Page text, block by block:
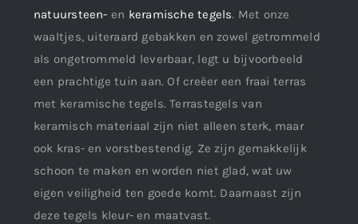
natuursteen- en keramische tegels. Met onze
waaltjes, uiteraard gebakken en zowel getrommeld
als ongetrommeld leverbaar, legt u bijvoorbeeld
een prachtige tuin aan. Of creëer een fraai terras
met keramische tegels. Terrastegels van
keramisch materiaal zijn niet alleen sterk, maar
ook kras- en vorstbestendig. Ze zijn gemakkelijk
schoon te maken en worden niet glad, wat uw
eigen veiligheid ten goede komt. Daarnaast zijn
deze tegels kleur- en maatvast.